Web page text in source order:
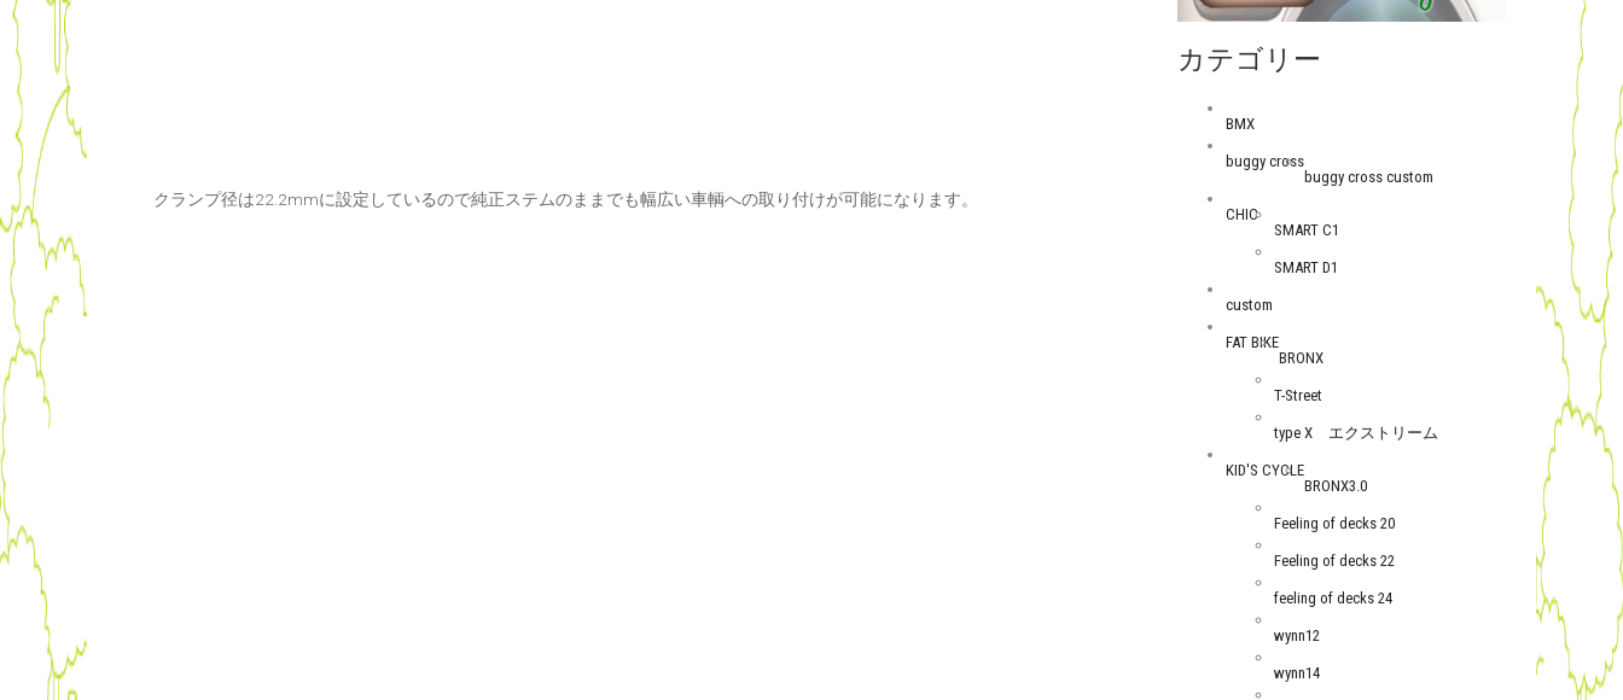
クランプ径は22.2mmに設定しているので純正ステムのままでも幅広い車輌への取り付けが可能になります。
カテゴリー
BMX
buggy cross
buggy cross custom
CHIC
SMART C1
SMART D1
custom
FAT BIKE
BRONX
T-Street
type X エクストリーム
KID'S CYCLE
BRONX3.0
Feeling of decks 20
Feeling of decks 22
feeling of decks 24
wynn12
wynn14